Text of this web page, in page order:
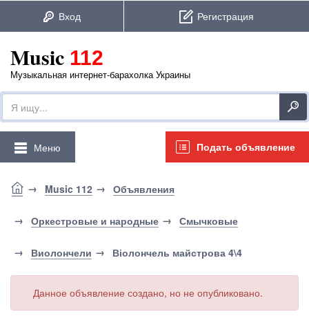
Music 112
Музыкальная интернет-барахолка Украины
Подать объявление
Меню
Music 112 Объявления
Оркестровые и народные Смычковые
Виолончели Віолончель майстрова 4\4
Данное объявление создано, но не опубликовано.